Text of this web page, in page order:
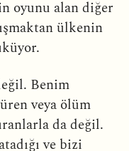
oyunu alan diğer
ülkenin
Benim
veya ölüm
da değil.
ve bizi